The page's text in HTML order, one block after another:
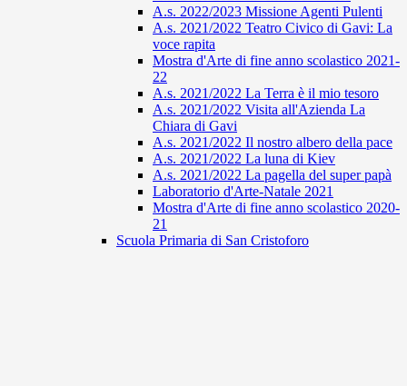
A.s. 2022/2023 Missione Agenti Pulenti
A.s. 2021/2022 Teatro Civico di Gavi: La
voce rapita
Mostra d'Arte di fine anno scolastico 2021-
22
A.s. 2021/2022 La Terra è il mio tesoro
A.s. 2021/2022 Visita all'Azienda La
Chiara di Gavi
A.s. 2021/2022 Il nostro albero della pace
A.s. 2021/2022 La luna di Kiev
A.s. 2021/2022 La pagella del super papà
Laboratorio d'Arte-Natale 2021
Mostra d'Arte di fine anno scolastico 2020-
21
Scuola Primaria di San Cristoforo